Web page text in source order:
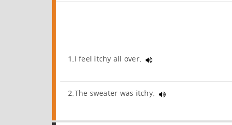
1.I feel itchy all over.
2.The sweater was itchy.